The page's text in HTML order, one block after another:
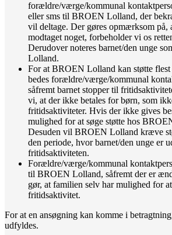
forældre/værge/kommunal
eller sms til BROEN Lolland, der
vil deltage. Der gøres opmærksom på,
modtaget noget, forbeholder vi os
Derudover noteres barnet/den unge
Lolland.
For at BROEN Lolland kan støtte
bedes forældre/værge/kommunal
såfremt barnet stopper til
vi, at der ikke betales for børn, som
fritidsaktiviteter. Hvis der ikke gives
mulighed for at søge støtte hos
Desuden vil BROEN Lolland kræve
den periode, hvor barnet/den unge er
fritidsaktiviteten.
Forældre/værge/kommunal
til BROEN Lolland, såfremt der er
gør, at familien selv har mulighed for
fritidsaktivitet.
For at en ansøgning kan komme i
udfyldes.